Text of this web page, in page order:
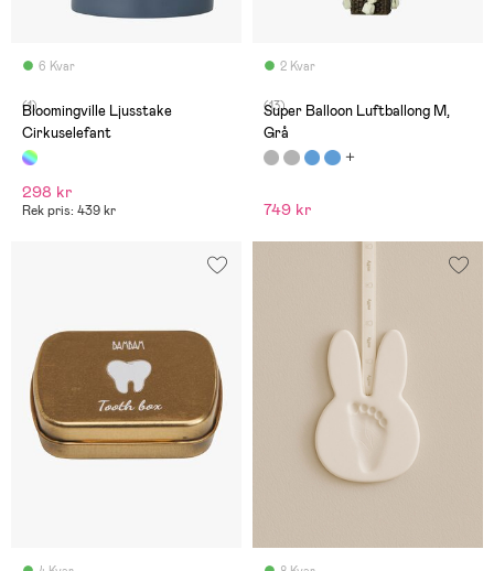
6 Kvar
(1)
Bloomingville Ljusstake
Cirkuselefant
298 kr
Rek pris: 439 kr
2 Kvar
(13)
Super Balloon Luftballong M,
Grå
749 kr